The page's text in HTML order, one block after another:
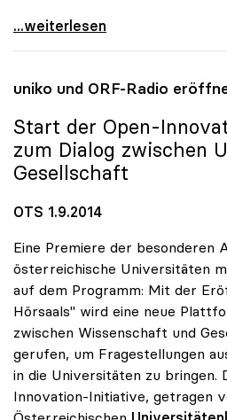
Uni-Budget: Rektoren für
...weiterlesen
uniko und ORF-Radio
Start der Open-
zum Dialog zwischen
Gesellschaft
OTS 1.9.2014
Eine Premiere der
österreichische Universitäten
auf dem Programm: Mit der
Hörsaals" wird eine neue
zwischen Wissenschaft und
gerufen, um Fragestellungen
in die Universitäten zu bringen.
Innovation-Initiative, getragen